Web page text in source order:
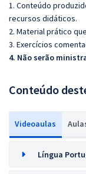
1. Conteúdo
recursos didáticos.
2. Material prático
3. Exercícios
4. Não serão
Conteúdo
Videoaulas
Língua